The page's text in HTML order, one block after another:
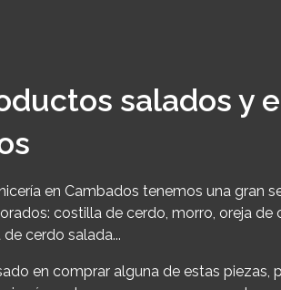
salados y
en Cambados tenemos una gran
costilla de cerdo, morro, oreja de
cerdo salada...
en comprar alguna de estas piezas,